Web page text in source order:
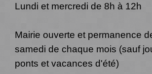
Lundi et mercredi de 8h à 12h
Mairie ouverte et permanence
samedi de chaque mois (sauf
ponts et vacances d'été)